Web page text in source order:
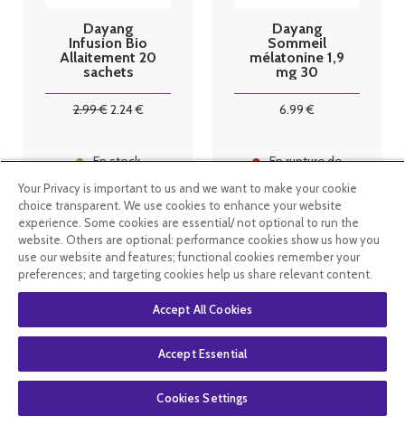
Dayang
Infusion Bio
Allaitement 20
sachets
2.99€2.24€
En stock
Dayang
Sommeil
mélatonine 1,9
mg 30
6.99 €
En rupture de
stock
Your Privacy is important to us and we want to make your cookie
choice transparent. We use cookies to enhance your website
experience. Some cookies are essential/ not optional to run the
website. Others are optional: performance cookies show us how you
use our website and features; functional cookies remember your
preferences; and targeting cookies help us share relevant content.
Accept All Cookies
Accept Essential
Cookies Settings